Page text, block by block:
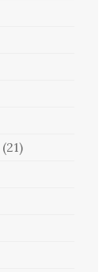
(21)